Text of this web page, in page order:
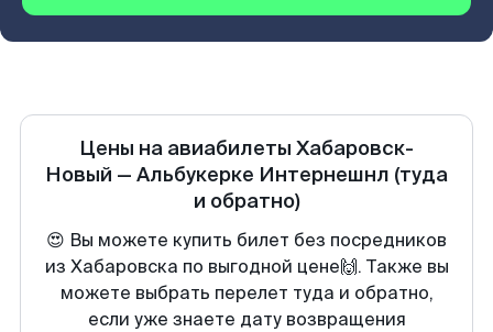
Цены на авиабилеты Хабаровск-
Новый — Альбукерке Интернешнл (туда
и обратно)
😍 Вы можете купить билет без посредников
из Хабаровска по выгодной цене🙌. Также вы
можете выбрать перелет туда и обратно,
если уже знаете дату возвращения